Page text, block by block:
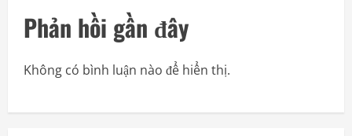
Phản hồi gần đây
Không có bình luận nào để hiển thị.